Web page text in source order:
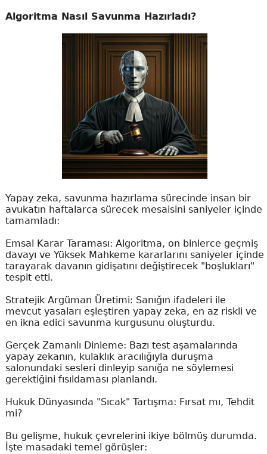
Algoritma Nasıl Savunma Hazırladı?
Yapay zeka, savunma hazırlama sürecinde insan bir
avukatın haftalarca sürecek mesaisini saniyeler içinde
tamamladı:
Emsal Karar Taraması: Algoritma, on binlerce geçmiş
davayı ve Yüksek Mahkeme kararlarını saniyeler içinde
tarayarak davanın gidişatını değiştirecek "boşlukları"
tespit etti.
Stratejik Argüman Üretimi: Sanığın ifadeleri ile
mevcut yasaları eşleştiren yapay zeka, en az riskli ve
en ikna edici savunma kurgusunu oluşturdu.
Gerçek Zamanlı Dinleme: Bazı test aşamalarında
yapay zekanın, kulaklık aracılığıyla duruşma
salonundaki sesleri dinleyip sanığa ne söylemesi
gerektiğini fısıldaması planlandı.
Hukuk Dünyasında "Sıcak" Tartışma: Fırsat mı, Tehdit
mi?
Bu gelişme, hukuk çevrelerini ikiye bölmüş durumda.
İşte masadaki temel görüşler: